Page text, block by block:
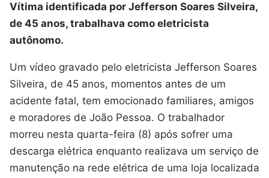
Vítima identificada por Jefferson Soares Silveira,
de 45 anos, trabalhava como eletricista
autônomo.
Um vídeo gravado pelo eletricista Jefferson Soares
Silveira, de 45 anos, momentos antes de um
acidente fatal, tem emocionado familiares, amigos
e moradores de João Pessoa. O trabalhador
morreu nesta quarta-feira (8) após sofrer uma
descarga elétrica enquanto realizava um serviço de
manutenção na rede elétrica de uma loja localizada